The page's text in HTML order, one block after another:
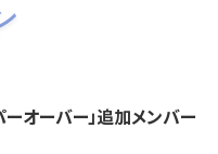
ーオーバー」追加メンバー